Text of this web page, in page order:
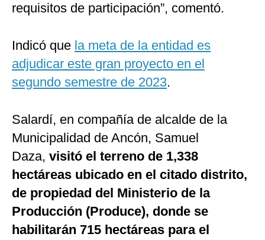
requisitos de participación”, comentó.
Indicó que la meta de la entidad es
adjudicar este gran proyecto en el
segundo semestre de 2023.
Salardí, en compañía de alcalde de la
Municipalidad de Ancón, Samuel
Daza, visitó el terreno de 1,338
hectáreas ubicado en el citado distrito,
de propiedad del Ministerio de la
Producción (Produce), donde se
habilitarán 715 hectáreas para el